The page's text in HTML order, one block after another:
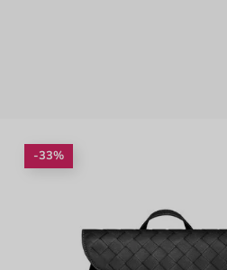
-33%